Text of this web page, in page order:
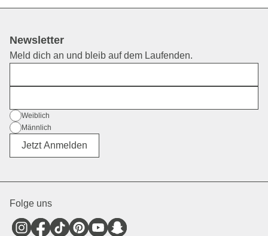
Newsletter
Meld dich an und bleib auf dem Laufenden.
Geschlecht
Weiblich
Männlich
Divers
Jetzt Anmelden
Folge uns